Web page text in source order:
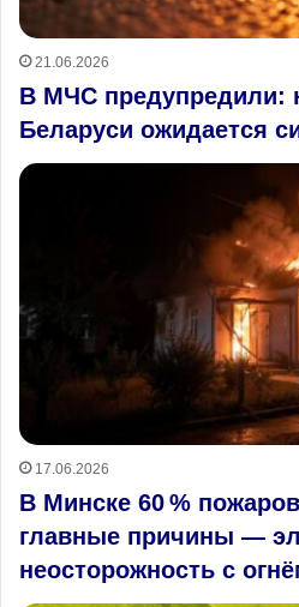
21.06.2026
В МЧС предупредили:
Беларуси ожидается
17.06.2026
В Минске 60 %
главные причины —
неосторожность с